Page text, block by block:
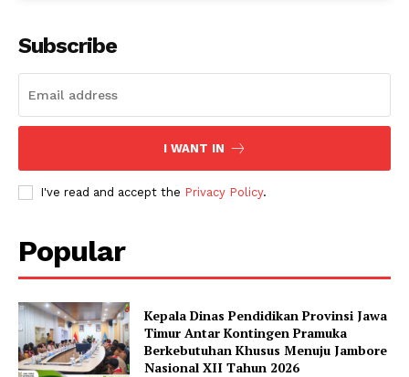
Subscribe
I WANT IN
I've read and accept the Privacy Policy.
Popular
Kepala Dinas Pendidikan Provinsi Jawa
Timur Antar Kontingen Pramuka
Berkebutuhan Khusus Menuju Jambore
Nasional XII Tahun 2026